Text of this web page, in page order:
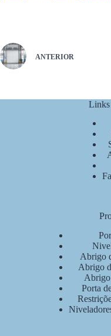
ANTERIOR
Links
Abrigo
Abrigo
Porta